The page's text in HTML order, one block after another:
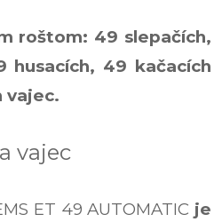
roštom: 49 slepačích,
husacích, 49 kačacích
vajec.
vajec
ET 49 AUTOMATIC je